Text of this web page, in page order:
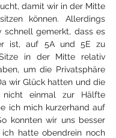
damit wir in der Mitte
können. Allerdings
schnell gemerkt, dass es
ist, auf 5A und 5E zu
in der Mitte relativ
um die Privatsphäre
wir Glück hatten und die
nicht einmal zur Hälfte
ich mich kurzerhand auf
konnten wir uns besser
hatte obendrein noch